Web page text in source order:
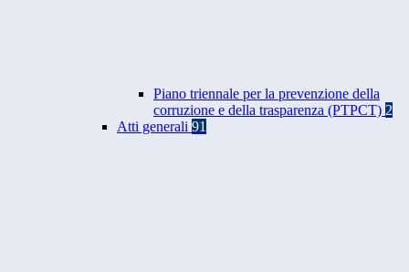
Piano triennale per la prevenzione della
corruzione e della trasparenza (PTPCT) 2
Atti generali 91